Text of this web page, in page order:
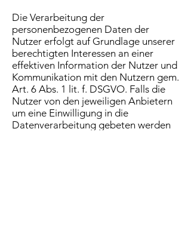
Die Verarbeitung der
personenbezogenen Daten der
Nutzer erfolgt auf Grundlage unserer
berechtigten Interessen an einer
effektiven Information der Nutzer und
Kommunikation mit den Nutzern gem.
Art. 6 Abs. 1 lit. f. DSGVO. Falls die
Nutzer von den jeweiligen Anbietern
um eine Einwilligung in die
Datenverarbeitung gebeten werden